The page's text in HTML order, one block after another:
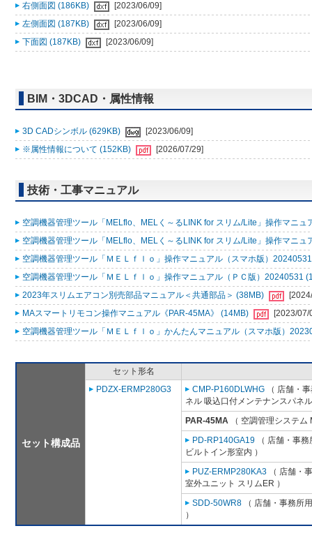
右側面図 (186KB)
[2023/06/09]
左側面図 (187KB)
[2023/06/09]
下面図 (187KB)
[2023/06/09]
BIM・3DCAD・属性情報
3D CADシンボル (629KB)
[2023/06/09]
※属性情報について (152KB)
[2026/07/29]
技術・工事マニュアル
空調機器管理ツール「MELflo、MELく～るLINK for スリム/Lite」操作マニュ
空調機器管理ツール「MELflo、MELく～るLINK for スリム/Lite」操作マニュ
空調機器管理ツール「ＭＥＬｆｌｏ」操作マニュアル（スマホ版）
空調機器管理ツール「ＭＥＬｆｌｏ」操作マニュアル（ＰＣ版）20240531
2023年スリムエアコン別売部品マニュアル＜共通部品＞ (38MB)
MAスマートリモコン操作マニュアル《PAR-45MA》 (14MB)
[2023/07/
空調機器管理ツール「ＭＥＬｆｌｏ」かんたんマニュアル（スマホ版）
セット構成品
セット形名
PDZX-ERMP280G3
CMP-P160DLWHG （ 店舗・
ネル 吸込口付メンテナンスパネ
PAR-45MA （ 空調管理システム
PD-RP140GA19 （ 店舗・事
ビルトイン形室内 ）
PUZ-ERMP280KA3 （ 店舗・
室外ユニット スリムER ）
SDD-50WR8 （ 店舗・事務所
）